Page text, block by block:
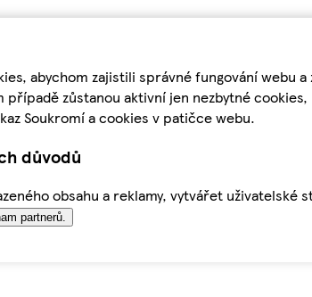
abychom zajistili správné fungování
zůstanou aktivní jen nezbytné
Soukromí a cookies v patičce webu.
důvodů
obsahu a reklamy, vytvářet
partnerů.